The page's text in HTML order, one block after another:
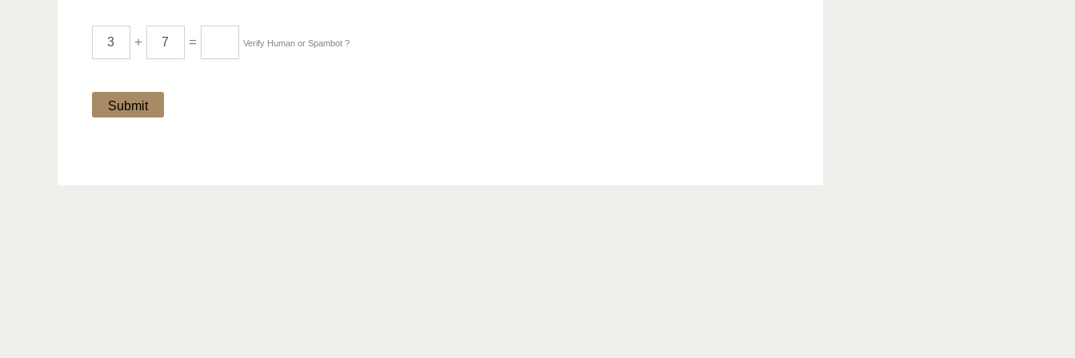
+ = Verify Human or Spambot ?